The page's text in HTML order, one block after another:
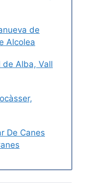
de
Alcolea
de Alba, Vall
De Canes